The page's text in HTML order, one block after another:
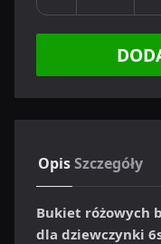
OpisSzczegóły
Bukiet różowych
dla dziewczynki